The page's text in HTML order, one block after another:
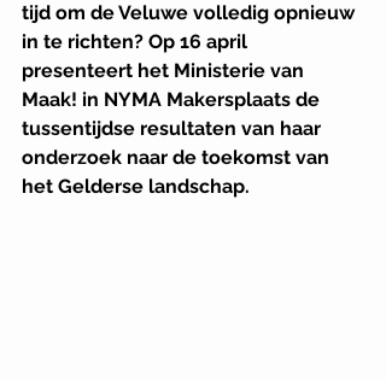
tijd om de Veluwe volledig opnieuw
in te richten? Op 16 april
presenteert het Ministerie van
Maak! in NYMA Makersplaats de
tussentijdse resultaten van haar
onderzoek naar de toekomst van
het Gelderse landschap.